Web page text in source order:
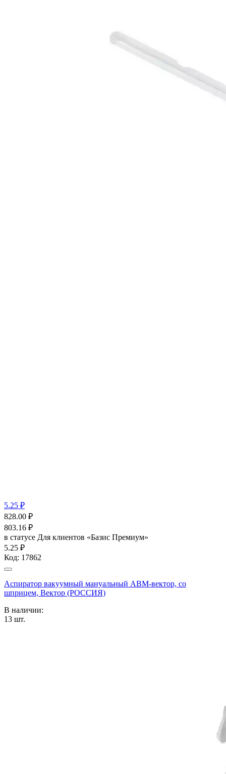
5.25 ₽
828.00 ₽
803.16 ₽
в статусе Для клиентов «Базис Премиум»
5.25 ₽
Код: 17862
Аспиратор вакуумный мануальный ABM-вектор, со
шприцем, Вектор (РОССИЯ)
В наличии:
13 шт.